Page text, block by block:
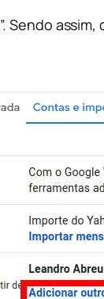
Sendo